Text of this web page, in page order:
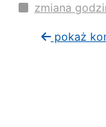
zmiana
pokaż